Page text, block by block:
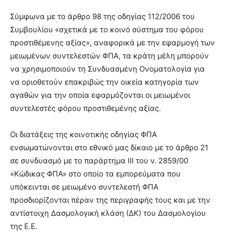
Σύμφωνα με το άρθρο 98 της οδηγίας 112/2006 του
Συμβουλίου «σχετικά με το κοινό σύστημα του φόρου
προστιθέμενης αξίας», αναφορικά με την εφαρμογή των
μειωμένων συντελεστών ΦΠΑ, τα κράτη μέλη μπορούν
να χρησιμοποιούν τη Συνδυασμένη Ονοματολογία για
να οριοθετούν επακριβώς την οικεία κατηγορία των
αγαθών για την οποία εφαρμόζονται οι μειωμένοι
συντελεστές φόρου προστιθεμένης αξίας.
Οι διατάξεις της κοινοτικής οδηγίας ΦΠΑ
ενσωματώνονται στο εθνικό μας δίκαιο με το άρθρο 21
σε συνδυασμό με το παράρτημα ΙΙΙ του ν. 2859/00
«Κώδικας ΦΠΑ» στο οποίο τα εμπορεύματα που
υπόκεινται σε μειωμένο συντελεστή ΦΠΑ
προσδιορίζονται πέραν της περιγραφής τους και με την
αντίστοιχη Δασμολογική κλάση (ΔΚ) του Δασμολογίου
της Ε.Ε.